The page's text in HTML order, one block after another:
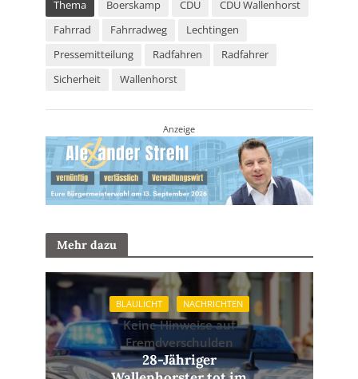
Thema Boerskamp CDU
CDU Wallenhorst
Fahrrad
Fahrradweg
Lechtingen
Pressemitteilung
Radfahren
Radfahrer
Sicherheit
Wallenhorst
Anzeige
Mehr dazu
BLAULICHT NACHRICHTEN
Keine Hinweise auf
Fremdverschulden
28-Jähriger